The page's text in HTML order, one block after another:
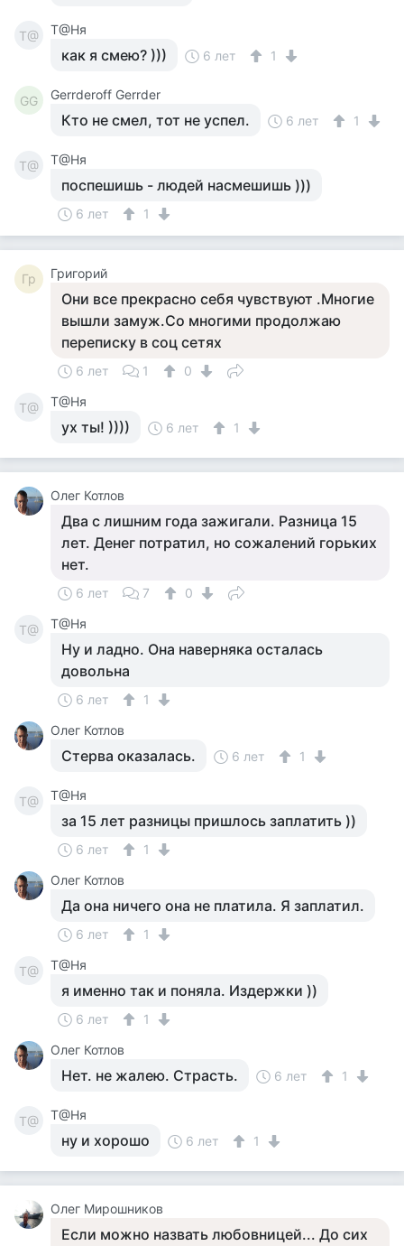
Т@ Т@Ня
как я смею? ))) 6 лет 1
GG Gerrderoff Gerrder
Кто не смел, тот не успел. 6 лет 1
Т@ Т@Ня
поспешишь - людей насмешишь )))
6 лет 1
Гр Григорий
Они все прекрасно себя чувствуют .Многие
вышли замуж.Со многими продолжаю
переписку в соц сетях
6 лет 1 0
Т@ Т@Ня
ух ты! )))) 6 лет 1
Олег Котлов
Два с лишним года зажигали. Разница 15
лет. Денег потратил, но сожалений горьких
нет.
6 лет 7 0
Т@ Т@Ня
Ну и ладно. Она наверняка осталась
довольна
6 лет
1
Олег Котлов
Стерва оказалась. 6 лет 1
Т@ Т@Ня
за 15 лет разницы пришлось заплатить ))
6 лет
1
Олег Котлов
Да она ничего она не платила. Я заплатил.
6 лет 1
Т@ Т@Ня
я именно так и поняла. Издержки ))
6 лет
1
Олег Котлов
Нет. не жалею. Страсть. 6 лет 1
Т@ Т@Ня
ну и хорошо 6 лет 1
Олег Мирошников
Если можно назвать любовницей... До сих